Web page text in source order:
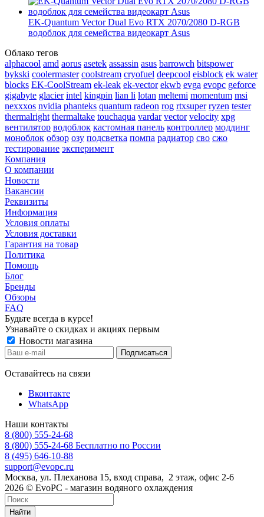
EK-Quantum Vector Dual Evo RTX 2070/2080 D-RGB
водоблок для семейства видеокарт Asus
Облако тегов
alphacool amd aorus asetek assassin asus barrowch bitspower
bykski coolermaster coolstream cryofuel deepcool eisblock ek water
blocks EK-CoolStream ek-leak ek-vector ekwb evga evopc geforce
gigabyte glacier intel kingpin lian li lotan meltemi momentum msi
nexxxos nvidia phanteks quantum radeon rog rtxsuper ryzen tester
thermalright thermaltake touchaqua vardar vector velocity xpg
вентилятор водоблок кастомная панель контроллер моддинг
моноблок обзор озу подсветка помпа радиатор сво сжо
тестирование эксперимент
Компания
О компании
Новости
Вакансии
Реквизиты
Информация
Условия оплаты
Условия доставки
Гарантия на товар
Политика
Помощь
Блог
Бренды
Обзоры
FAQ
Будьте всегда в курсе!
Узнавайте о скидках и акциях первым
Новости магазина
Оставайтесь на связи
Вконтакте
WhatsApp
Наши контакты
8 (800) 555-24-68
8 (800) 555-24-68 Бесплатно по России
8 (495) 646-10-88
support@evopc.ru
Москва, ул. Плеханова 15, вход справа, 2 этаж, офис 2-6
2026 © EvoPC - магазин водяного охлаждения
Найти